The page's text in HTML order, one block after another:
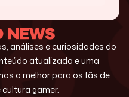
análises e curiosidades do
atualizado e uma
o melhor para os fãs de
gamer.